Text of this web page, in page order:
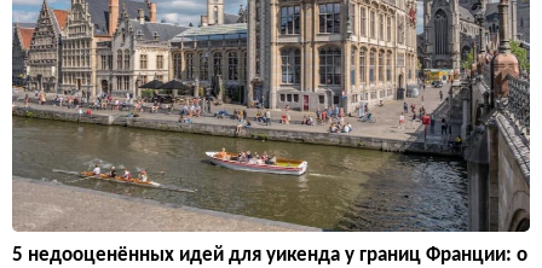
5 недооценённых идей для уикенда у границ Франции: о